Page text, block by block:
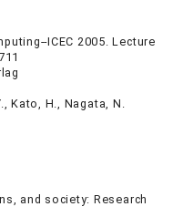
ICEC 2005. Lecture
Kato, H., Nagata, N.
and society: Research